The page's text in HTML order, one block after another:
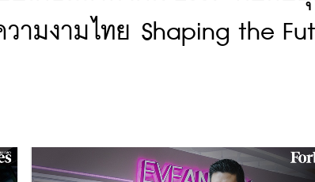
มงามไทย Shaping the